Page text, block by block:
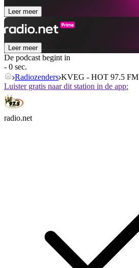
Leer meer
Leer meer
De podcast begint in
- 0 sec.
Radiozenders KVEG - HOT 97.5 FM
Luister gratis naar dit station in de app:
radio.net